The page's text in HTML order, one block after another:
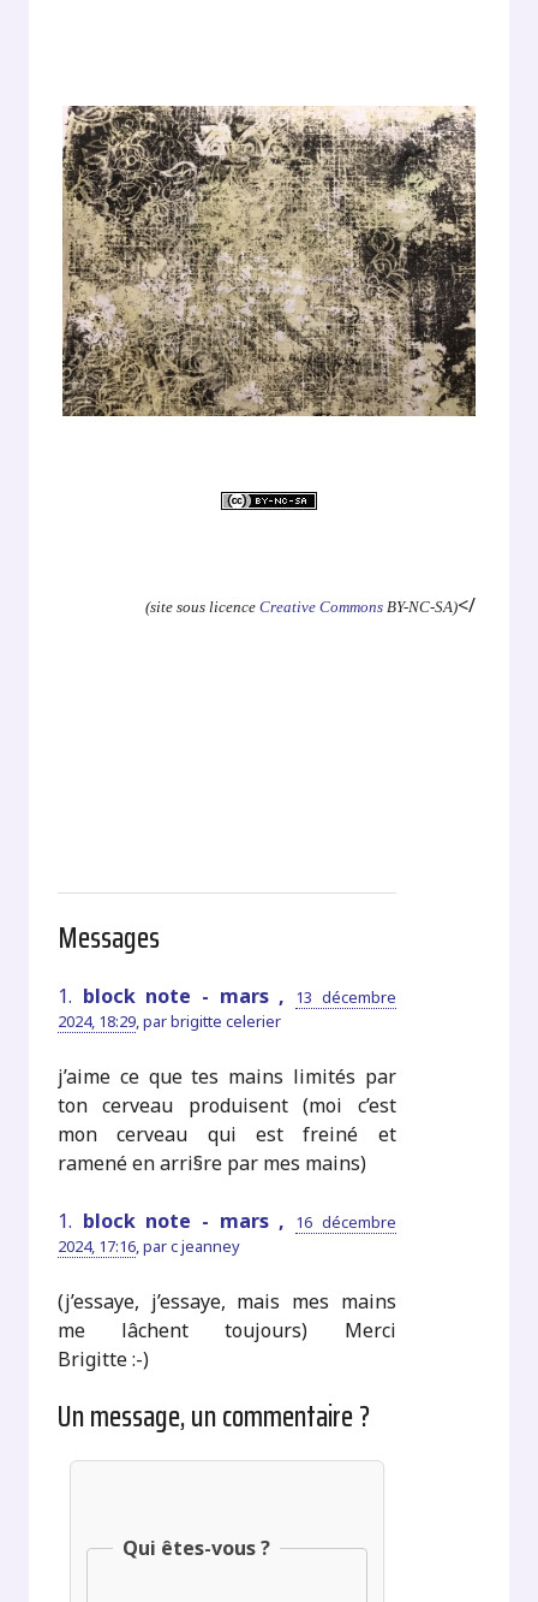
(site sous licence Creative CommonsBY-NC-SA)</
Messages
1. block note - mars ,
13 décembre
2024, 18:29,parbrigitte celerier
j’aime ce que tes mains limités par
ton cerveau produisent (moi c’est
mon cerveau qui est freiné et
ramené en arri§re par mes mains)
1. block note - mars ,
16 décembre
2024, 17:16,parc jeanney
(j’essaye, j’essaye, mais mes mains
me lâchent toujours) Merci
Brigitte :-)
Un message, un commentaire ?
Qui êtes-vous ?